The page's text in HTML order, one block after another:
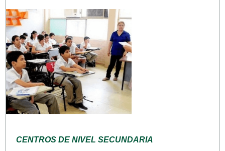
CENTROS DE NIVEL SECUNDARIA